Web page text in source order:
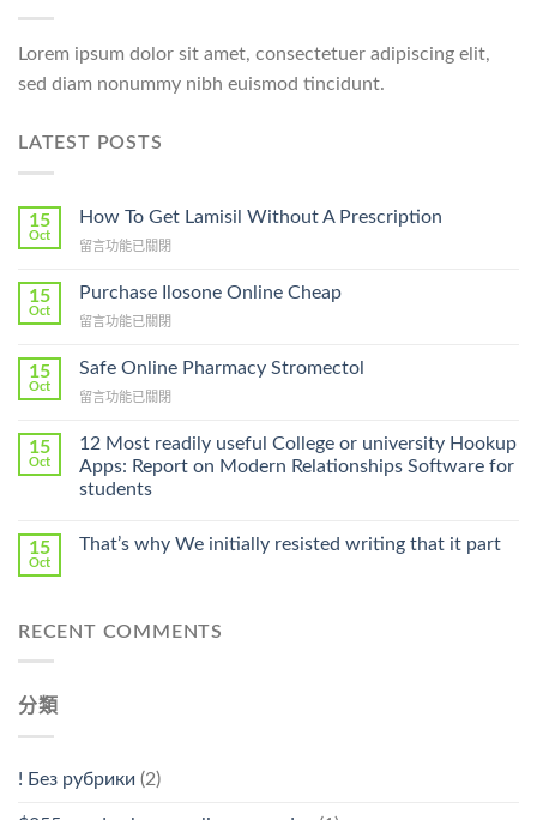
Lorem ipsum dolor sit amet, consectetuer adipiscing elit,
sed diam nonummy nibh euismod tincidunt.
LATEST POSTS
15
Oct
How To Get Lamisil Without A Prescription
在
To
Lamisil
A
Prescription〉
留言功能已關閉
15
Oct
Purchase Ilosone Online Cheap
在
Ilosone
Cheap〉
留言功能已關閉
15
Oct
Safe Online Pharmacy Stromectol
在
Online
Pharmacy
Stromectol〉
中
留言功能已關閉
15
Oct
12 Most readily useful College or university Hookup
Apps: Report on Modern Relationships Software for
students
15
Oct
That’s why We initially resisted writing that it part
RECENT COMMENTS
分類
! Без рубрики (2)